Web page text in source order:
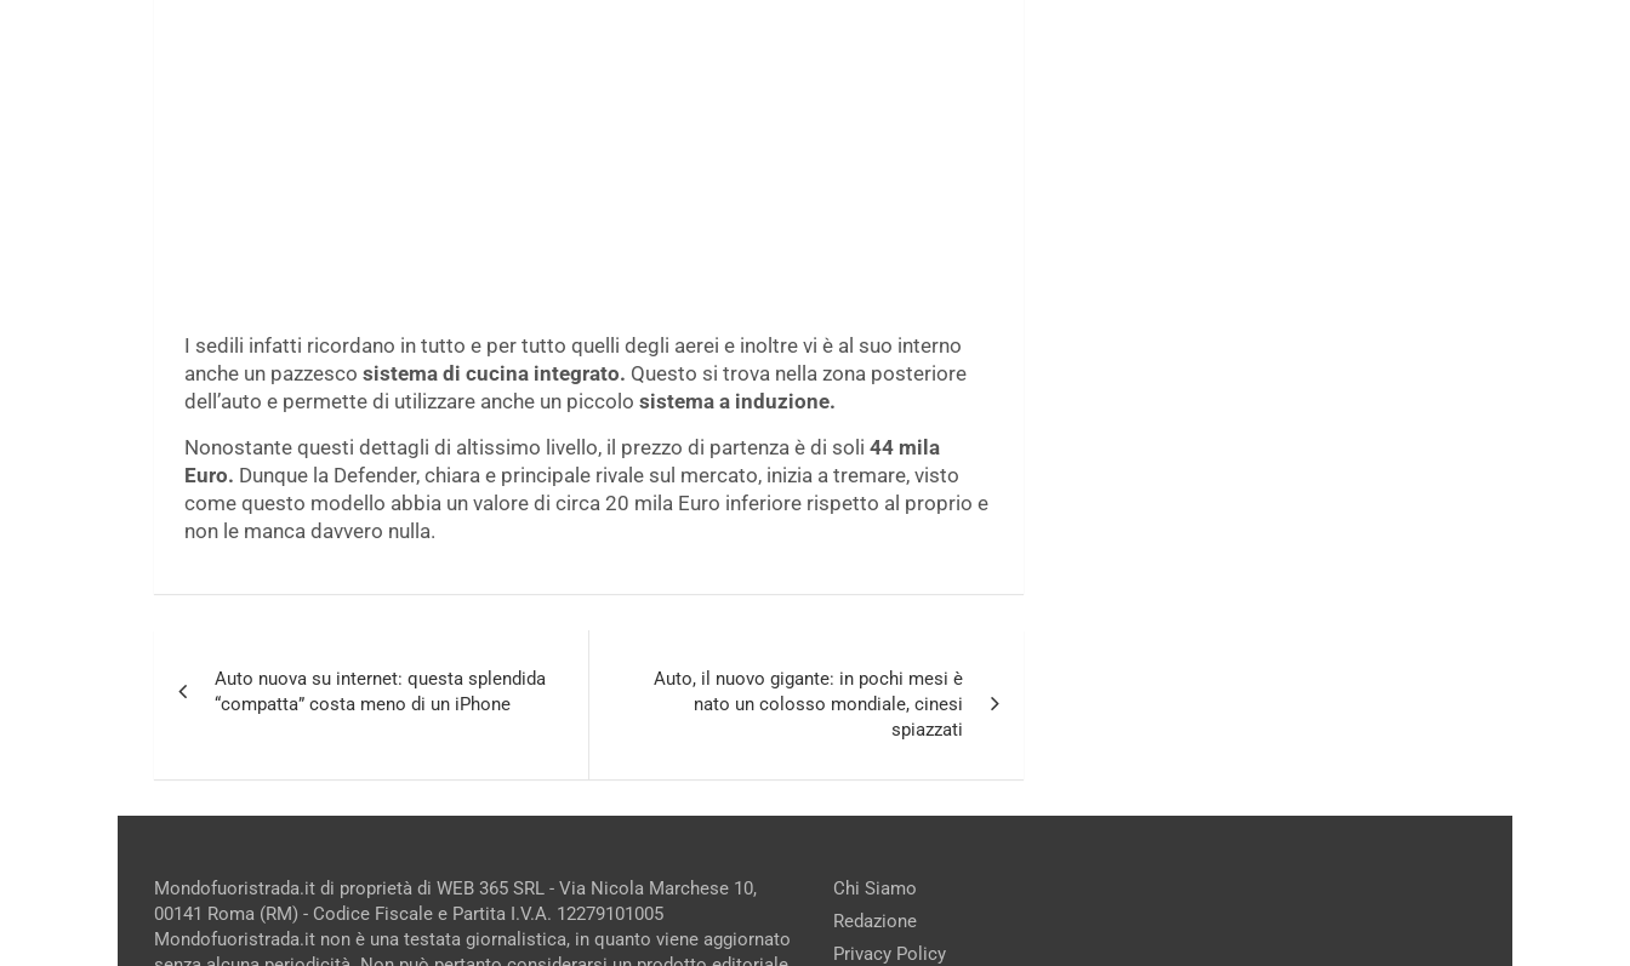
I sedili infatti ricordano in tutto e per tutto quelli degli aerei e inoltre vi è al suo interno
anche un pazzesco sistema di cucina integrato. Questo si trova nella zona posteriore
dell’auto e permette di utilizzare anche un piccolo sistema a induzione.
Nonostante questi dettagli di altissimo livello, il prezzo di partenza è di soli 44 mila
Euro. Dunque la Defender, chiara e principale rivale sul mercato, inizia a tremare, visto
come questo modello abbia un valore di circa 20 mila Euro inferiore rispetto al proprio e
non le manca davvero nulla.
articoli
Auto nuova su internet: questa splendida
“compatta” costa meno di un iPhone
Auto, il nuovo gigante: in pochi mesi è
nato un colosso mondiale, cinesi
spiazzati
Mondofuoristrada.it di proprietà di WEB 365 SRL - Via Nicola Marchese 10,
00141 Roma (RM) - Codice Fiscale e Partita I.V.A. 12279101005
Mondofuoristrada.it non è una testata giornalistica, in quanto viene aggiornato
Chi Siamo
Redazione
Privacy Policy